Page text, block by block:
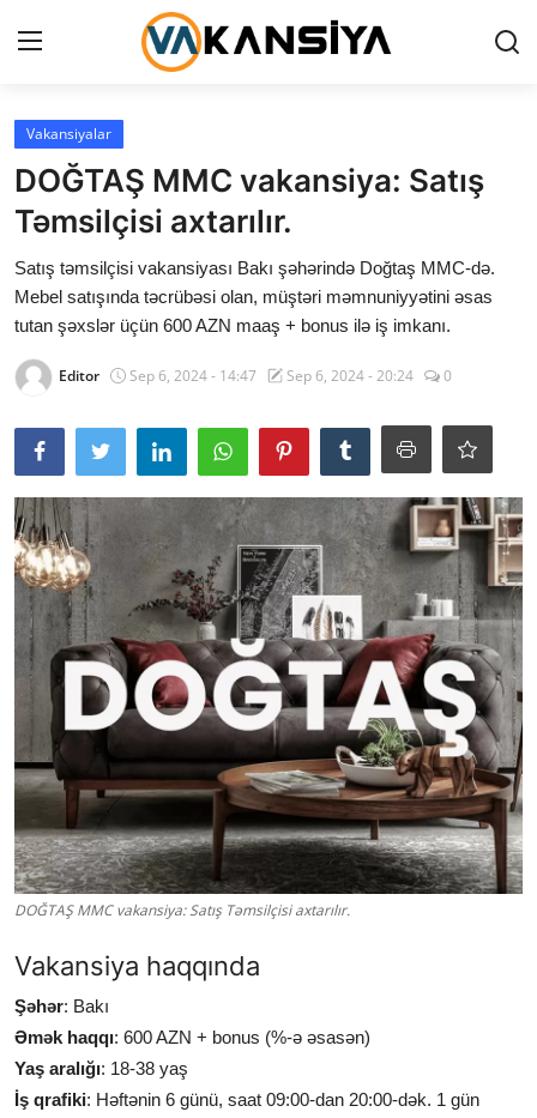
Login
Ana səhifə
Maliyyə
Əlaqə
AZ
Vakansiyalar
DOĞTAŞ MMC vakansiya: Satış
Təmsilçisi axtarılır.
Satış təmsilçisi vakansiyası Bakı şəhərində Doğtaş MMC-də.
Mebel satışında təcrübəsi olan, müştəri məmnuniyyətini əsas
tutan şəxslər üçün 600 AZN maaş + bonus ilə iş imkanı.
Editor Sep 6, 2024 - 14:47 Sep 6, 2024 - 20:24 0
DOĞTAŞ MMC vakansiya: Satış Təmsilçisi axtarılır.
Vakansiya haqqında
Şəhər: Bakı
Əmək haqqı: 600 AZN + bonus (%-ə əsasən)
Yaş aralığı: 18-38 yaş
İş qrafiki: Həftənin 6 günü, saat 09:00-dan 20:00-dək. 1 gün